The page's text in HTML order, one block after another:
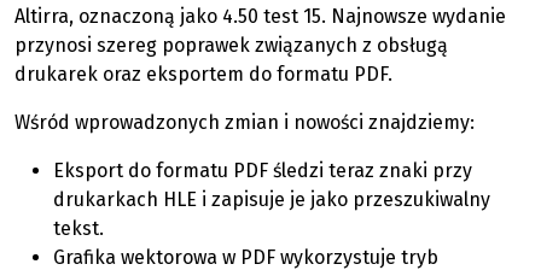
Altirra, oznaczoną jako 4.50 test 15. Najnowsze wydanie
przynosi szereg poprawek związanych z obsługą
drukarek oraz eksportem do formatu PDF.
Wśród wprowadzonych zmian i nowości znajdziemy:
Eksport do formatu PDF śledzi teraz znaki przy
drukarkach HLE i zapisuje je jako przeszukiwalny
tekst.
Grafika wektorowa w PDF wykorzystuje tryb